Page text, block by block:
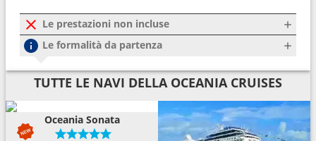
Le prestazioni non incluse
Le formalità da partenza
TUTTE LE NAVI DELLA OCEANIA CRUISES
Oceania Sonata